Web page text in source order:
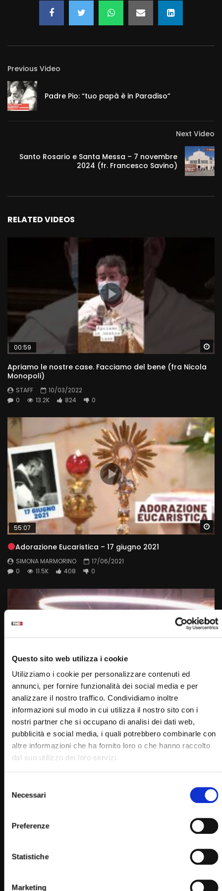
Questo sito web utilizza i cookie
Utilizziamo i cookie per personalizzare contenuti ed
annunci, per fornire funzionalità dei social media e per
analizzare il nostro traffico. Condividiamo inoltre
informazioni sul modo in cui utilizza il nostro sito con i
nostri partner che si occupano di analisi dei dati web,
pubblicità e social media, i quali potrebbero combinarle con
altre informazioni che ha fornito loro o che hanno raccolto
dal suo utilizzo dei loro servizi.
delNecessari
Preferenze
Statistiche
Marketing
Previous Video
Padre Pio: “tuo papà è in Paradiso”
Next Video
Santo Rosario e Santa Messa – 7 novembre
2024 (fr. Francesco Savino)
RELATED VIDEOS
00:59
Apriamo le nostre case. Facciamo del bene (fra Nicola
Monopoli)
STAFF
10/03/2022
0
13.2K 824 0
55:07
Adorazione Eucaristica – 17 giugno 2021
SIMONA MARMORINO
17/06/2021
0
11.5K 408 0
01:07:46
Adorazione Eucaristica pastorale giovanile – 20
ottobre 2022
STAFF
20/10/2022
0
9.8K 435 0